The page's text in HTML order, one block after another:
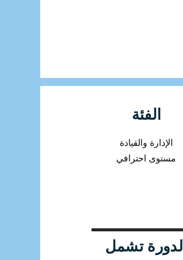
الفئة
الإدارة والقيادة
مستوى احترافي
الدورة تشمل